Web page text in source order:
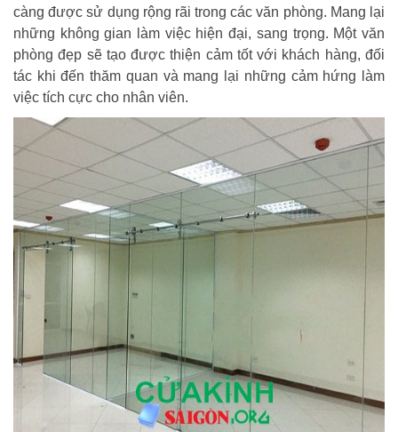
càng được sử dụng rộng rãi trong các văn phòng. Mang lại
những không gian làm việc hiện đại, sang trọng. Một văn
phòng đẹp sẽ tạo được thiện cảm tốt với khách hàng, đối
tác khi đến thăm quan và mang lại những cảm hứng làm
việc tích cực cho nhân viên.